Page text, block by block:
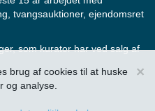
×
brug af cookies til at huske
og analyse.
tvangsauktioner, ejendomsret
som kurator har ved salg af